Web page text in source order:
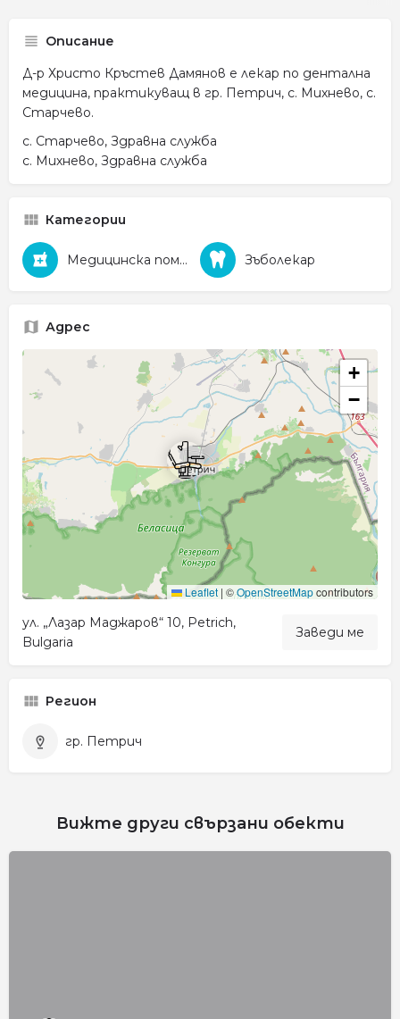
Описание
Д-р Христо Кръстев Дамянов е лекар по дентална
медицина, практикуващ в гр. Петрич, с. Михнево, с.
Старчево.
с. Старчево, Здравна служба
с. Михнево, Здравна служба
Категории
Медицинска помощ Зъболекар
Адрес
+
−
Leaflet | ©OpenStreetMapcontributors
ул. „Лазар Маджаров“ 10, Petrich,
Bulgaria
Заведи ме
Регион
гр. Петрич
Вижте други свързани обекти